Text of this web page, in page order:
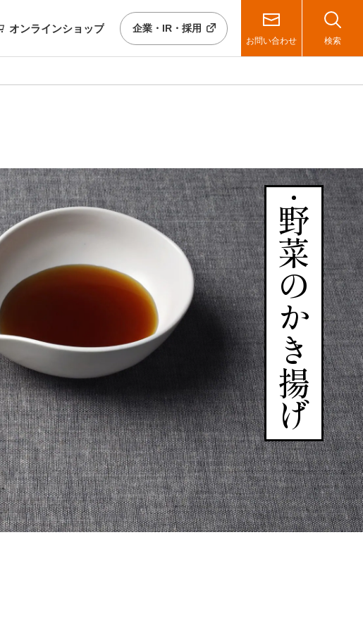
オンラインショップ 企業・IR・採用
お問い合わせ 検索
野菜のかき揚げ